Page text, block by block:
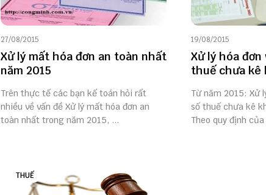
27/08/2015
Xử lý mất hóa đơn an toàn nhất
năm 2015
Trên thực tế các bạn kế toán hỏi rất
nhiều về vấn đề Xử lý mất hóa đơn an
toàn nhất trong năm 2015, ...
19/08/2015
Xử lý hóa
thuế chưa kê
Từ năm 2015: Xử
số thuế chưa kê
Theo quy định của
THUẾ